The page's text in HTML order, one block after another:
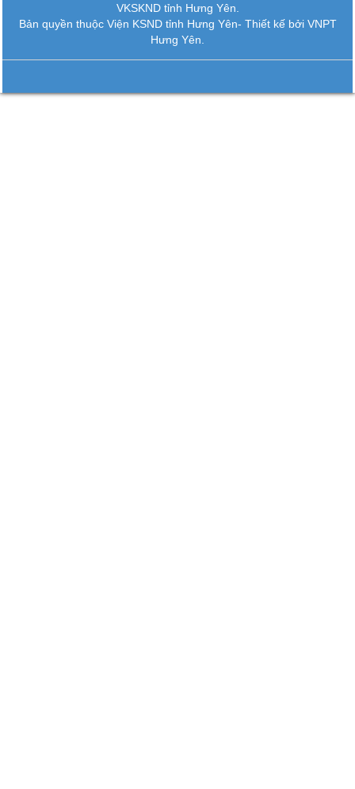
VKSKND tỉnh Hưng Yên.
Bản quyền thuộc Viện KSND tỉnh Hưng Yên- Thiết kế bởi VNPT
Hưng Yên.